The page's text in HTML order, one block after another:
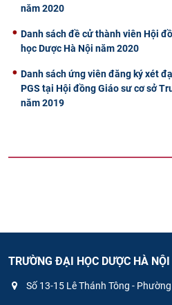
năm 2020
Danh sách đề cử thành viên Hội
học Dược Hà Nội năm 2020
Danh sách ứng viên đăng ký xét
PGS tại Hội đồng Giáo sư cơ sở
năm 2019
TRƯỜNG ĐẠI HỌC DƯỢC HÀ NỘI
Số 13-15 Lê Thánh Tông -